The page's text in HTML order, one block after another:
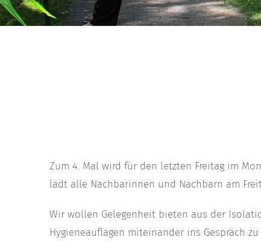
Zum 4. Mal wird für den letzten Freitag im
lädt alle Nachbarinnen und Nachbarn am
Wir wollen Gelegenheit bieten aus der
Hygieneauflagen miteinander ins Gespräch